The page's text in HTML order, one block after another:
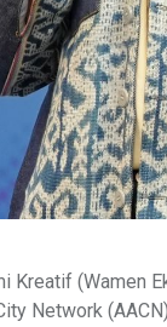
Kreatif (Wamen
Network